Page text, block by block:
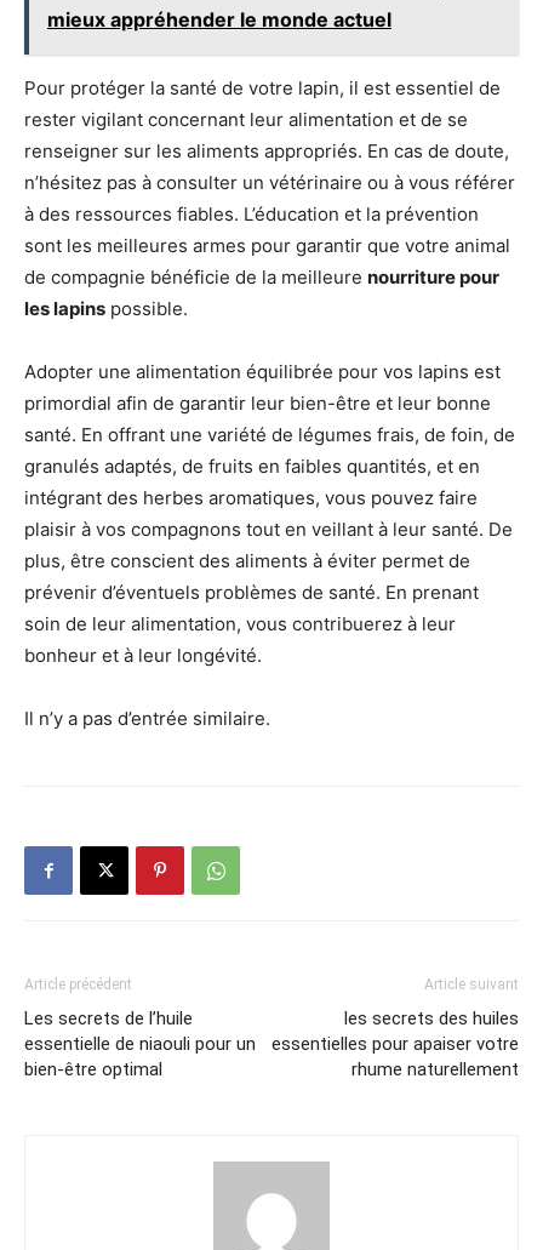
mieux appréhender le monde actuel
Pour protéger la santé de votre lapin, il est essentiel de
rester vigilant concernant leur alimentation et de se
renseigner sur les aliments appropriés. En cas de doute,
n’hésitez pas à consulter un vétérinaire ou à vous référer
à des ressources fiables. L’éducation et la prévention
sont les meilleures armes pour garantir que votre animal
de compagnie bénéficie de la meilleure nourriture pour
les lapins possible.
Adopter une alimentation équilibrée pour vos lapins est
primordial afin de garantir leur bien-être et leur bonne
santé. En offrant une variété de légumes frais, de foin, de
granulés adaptés, de fruits en faibles quantités, et en
intégrant des herbes aromatiques, vous pouvez faire
plaisir à vos compagnons tout en veillant à leur santé. De
plus, être conscient des aliments à éviter permet de
prévenir d’éventuels problèmes de santé. En prenant
soin de leur alimentation, vous contribuerez à leur
bonheur et à leur longévité.
Il n’y a pas d’entrée similaire.
Article précédent
Les secrets de l’huile
essentielle de niaouli pour un
bien-être optimal
Article suivant
les secrets des huiles
essentielles pour apaiser votre
rhume naturellement